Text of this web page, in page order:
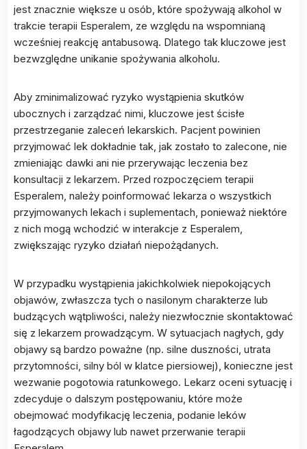
jest znacznie większe u osób, które spożywają alkohol w
trakcie terapii Esperalem, ze względu na wspomnianą
wcześniej reakcję antabusową. Dlatego tak kluczowe jest
bezwzględne unikanie spożywania alkoholu.
Aby zminimalizować ryzyko wystąpienia skutków
ubocznych i zarządzać nimi, kluczowe jest ścisłe
przestrzeganie zaleceń lekarskich. Pacjent powinien
przyjmować lek dokładnie tak, jak zostało to zalecone, nie
zmieniając dawki ani nie przerywając leczenia bez
konsultacji z lekarzem. Przed rozpoczęciem terapii
Esperalem, należy poinformować lekarza o wszystkich
przyjmowanych lekach i suplementach, ponieważ niektóre
z nich mogą wchodzić w interakcje z Esperalem,
zwiększając ryzyko działań niepożądanych.
W przypadku wystąpienia jakichkolwiek niepokojących
objawów, zwłaszcza tych o nasilonym charakterze lub
budzących wątpliwości, należy niezwłocznie skontaktować
się z lekarzem prowadzącym. W sytuacjach nagłych, gdy
objawy są bardzo poważne (np. silne duszności, utrata
przytomności, silny ból w klatce piersiowej), konieczne jest
wezwanie pogotowia ratunkowego. Lekarz oceni sytuację i
zdecyduje o dalszym postępowaniu, które może
obejmować modyfikację leczenia, podanie leków
łagodzących objawy lub nawet przerwanie terapii